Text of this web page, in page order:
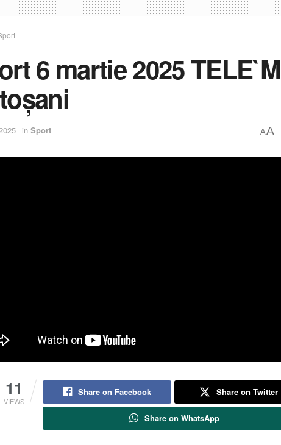
6 martie 2025 TELE`M
in Sport AA
11
VIEWS
Share on Facebook Share on Twitter
Share on WhatsApp